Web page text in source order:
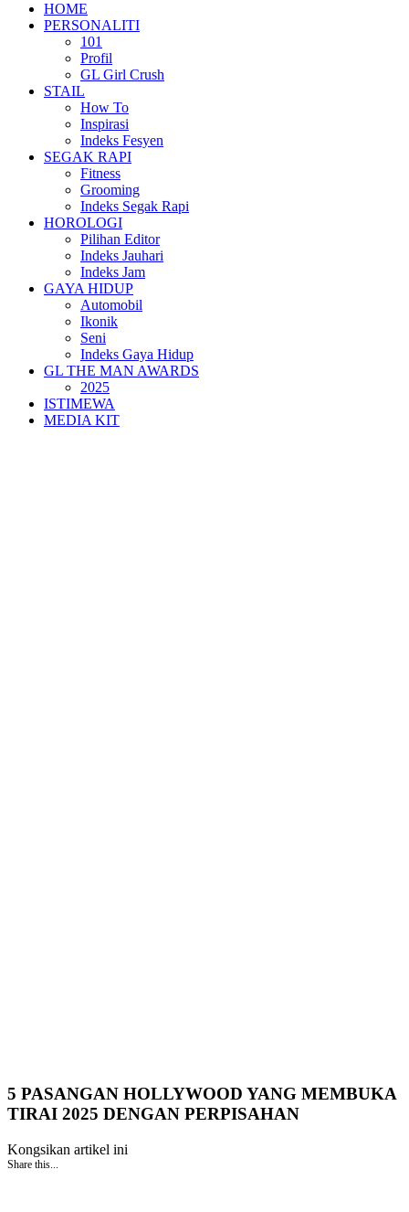
HOME
PERSONALITI
101
Profil
GL Girl Crush
STAIL
How To
Inspirasi
Indeks Fesyen
SEGAK RAPI
Fitness
Grooming
Indeks Segak Rapi
HOROLOGI
Pilihan Editor
Indeks Jauhari
Indeks Jam
GAYA HIDUP
Automobil
Ikonik
Seni
Indeks Gaya Hidup
GL THE MAN AWARDS
2025
ISTIMEWA
MEDIA KIT
5 PASANGAN HOLLYWOOD YANG MEMBUKA
TIRAI 2025 DENGAN PERPISAHAN
Kongsikan artikel ini
Share this...